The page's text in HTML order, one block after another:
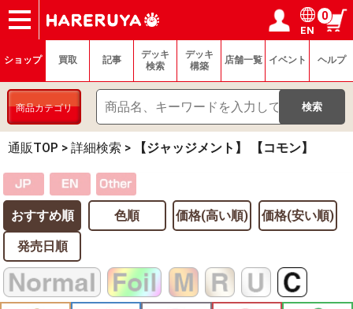
ショップ
買取
記事
デッキ検索
デッキ構築
選手一覧
店舗一覧
イベント
ヘルプ
お問い合わせ ログイン／会員登録
マイページ
EN
0
ショップ 買取 記事
デッキ
検索
デッキ
構築
店舗一覧 イベント ヘルプ
商品カテゴリ
通販TOP > 詳細検索 > 【ジャッジメント】 【コモン】
おすすめ順 色順 価格(高い順) 価格(安い順)
発売日順